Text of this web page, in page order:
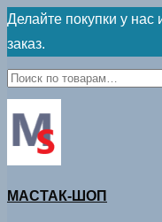
Skip
to
content
Делайте покупки у нас
заказ.
Искать:
МАСТАК-ШОП